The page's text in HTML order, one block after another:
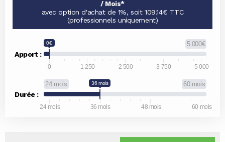
Apport :
5 000€
0€
0 1 250 2 500 3 750 5 000
Durée :
24 mois 60 mois
36 mois
24 mois 36 mois 48 mois 60 mois
/ Mois*
avec option d'achat de 1%, soit 109.14€ TTC
(professionnels uniquement)